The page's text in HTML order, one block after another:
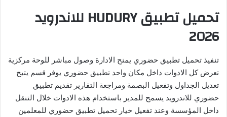
تحميل تطبيق HUDURY للاندرويد
2026
تنفيذ تحميل تطبيق حضوري يمنح الادارة وصول مباشر للوحة مركزية
تعرض كل الادوات داخل مكان واحد تطبيق حضوري يوفر قسم يتيح
تعديل الجداول وتفعيل البصمة ومراجعة التقارير تقديم تطبيق
حضوري للاندرويد يسمح للمدير باستخدام هذه الادوات خلال التنقل
داخل المؤسسة وعند تفعيل خيار تحميل تطبيق حضوري للمعلمين